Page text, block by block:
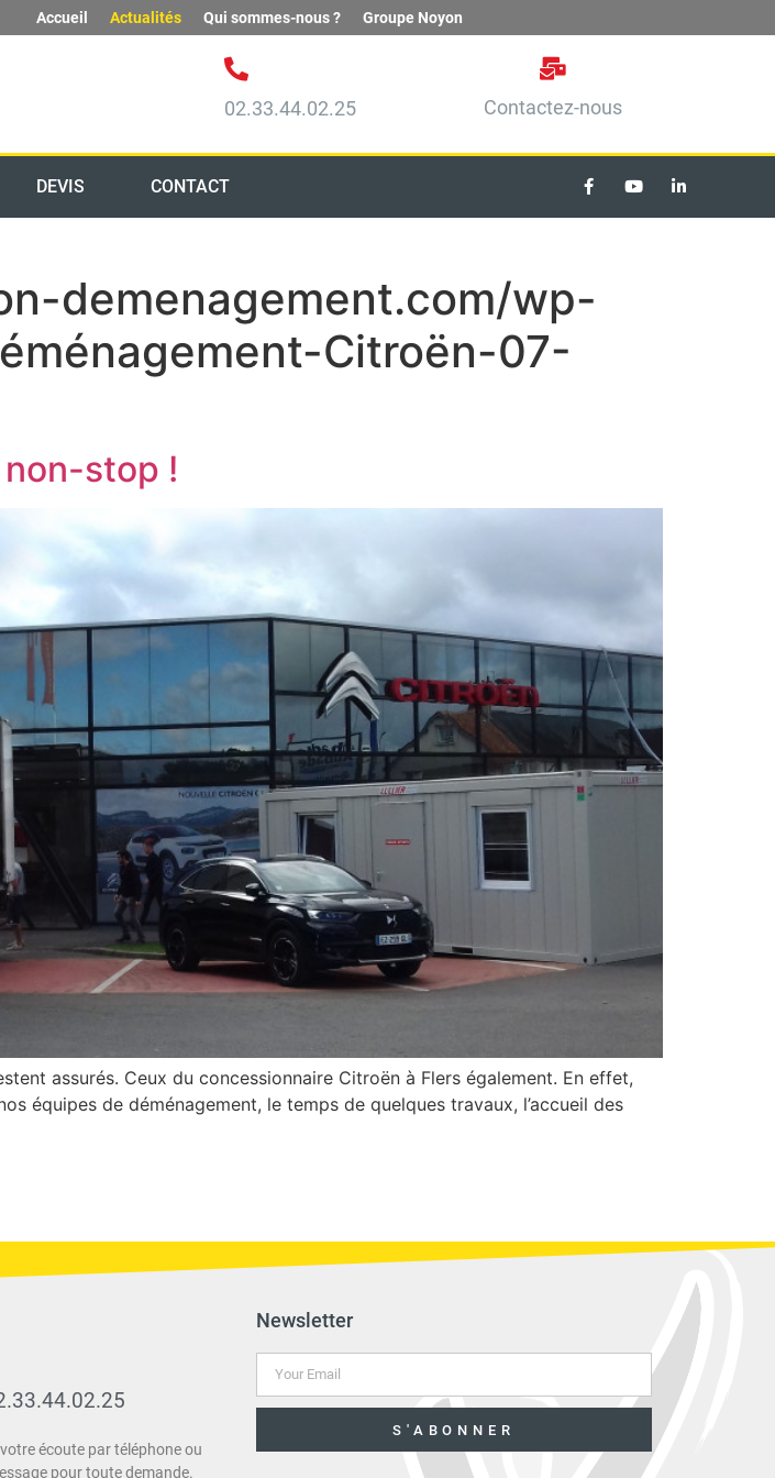
Accueil Actualités Qui sommes-nous ? Groupe Noyon
02.33.44.02.25 Contactez-nous
DEVIS CONTACT
demenagement.com/wp-
Citroën-07-
non-stop !
assurés. Ceux du concessionnaire Citroën à Flers également. En effet,
équipes de déménagement, le temps de quelques travaux, l’accueil des
écoute par téléphone ou
pour toute demande.
Newsletter
S'ABONNER